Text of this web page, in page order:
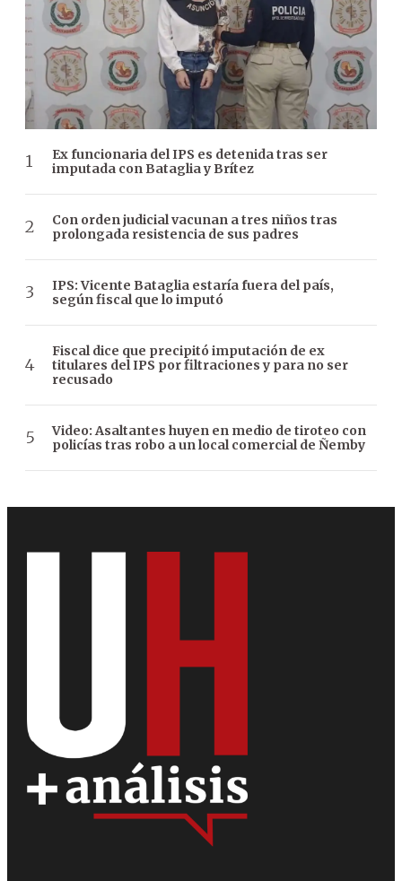
Ex funcionaria del IPS es detenida tras ser
imputada con Bataglia y Brítez
Con orden judicial vacunan a tres niños tras
prolongada resistencia de sus padres
IPS: Vicente Bataglia estaría fuera del país,
según fiscal que lo imputó
Fiscal dice que precipitó imputación de ex
titulares del IPS por filtraciones y para no ser
recusado
Video: Asaltantes huyen en medio de tiroteo con
policías tras robo a un local comercial de Ñemby